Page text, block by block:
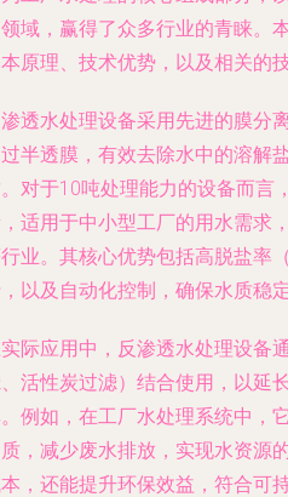
域，赢得了众多行业的青睐。
原理、技术优势，以及相关的
透水处理设备采用先进的膜分
半透膜，有效去除水中的溶解
对于10吨处理能力的设备而言
适用于中小型工厂的用水需求
业。其核心优势包括高脱盐率
以及自动化控制，确保水质稳
际应用中，反渗透水处理设备
活性炭过滤）结合使用，以延
例如，在工厂水处理系统中，
，减少废水排放，实现水资源
，还能提升环保效益，符合可